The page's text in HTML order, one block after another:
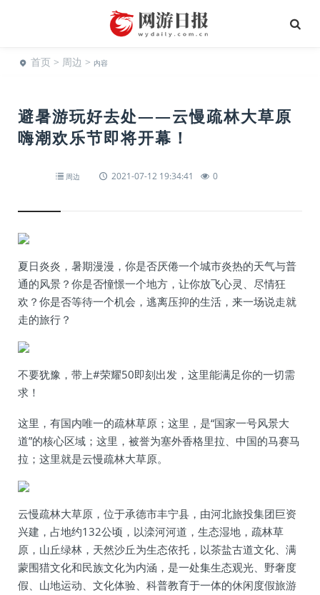
首页 > 周边 > 内容
避暑游玩好去处——云慢疏林大草原
嗨潮欢乐节即将开幕！
周边 2021-07-12 19:34:41 0
夏日炎炎，暑期漫漫，你是否厌倦一个城市炎热的天气与普
通的风景？你是否憧憬一个地方，让你放飞心灵、尽情狂
欢？你是否等待一个机会，逃离压抑的生活，来一场说走就
走的旅行？
不要犹豫，带上#荣耀50即刻出发，这里能满足你的一切需
求！
这里，有国内唯一的疏林草原；这里，是“国家一号风景大
道”的核心区域；这里，被誉为塞外香格里拉、中国的马赛马
拉；这里就是云慢疏林大草原。
云慢疏林大草原，位于承德市丰宁县，由河北旅投集团巨资
兴建，占地约132公顷，以滦河河道，生态湿地，疏林草
原，山丘绿林，天然沙丘为生态依托，以茶盐古道文化、满
蒙围猎文化和民族文化为内涵，是一处集生态观光、野奢度
假、山地运动、文化体验、科普教育于一体的休闲度假旅游